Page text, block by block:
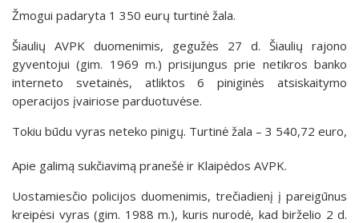
Žmogui padaryta 1 350 eurų turtinė žala.
Šiaulių AVPK duomenimis, gegužės 27 d. Šiaulių rajono
gyventojui (gim. 1969 m.) prisijungus prie netikros banko
interneto svetainės, atliktos 6 piniginės atsiskaitymo
operacijos įvairiose parduotuvėse.
Tokiu būdu vyras neteko pinigų. Turtinė žala – 3 540,72 euro,
Apie galimą sukčiavimą pranešė ir Klaipėdos AVPK.
Uostamiesčio policijos duomenimis, trečiadienį į pareigūnus
kreipėsi vyras (gim. 1988 m.), kuris nurodė, kad birželio 2 d.